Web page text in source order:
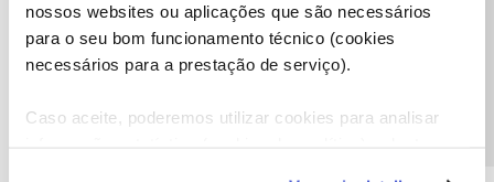
nossos websites ou aplicações que são necessários
para o seu bom funcionamento técnico (cookies
necessários para a prestação de serviço).
Caso aceite, poderemos utilizar cookies para analisar